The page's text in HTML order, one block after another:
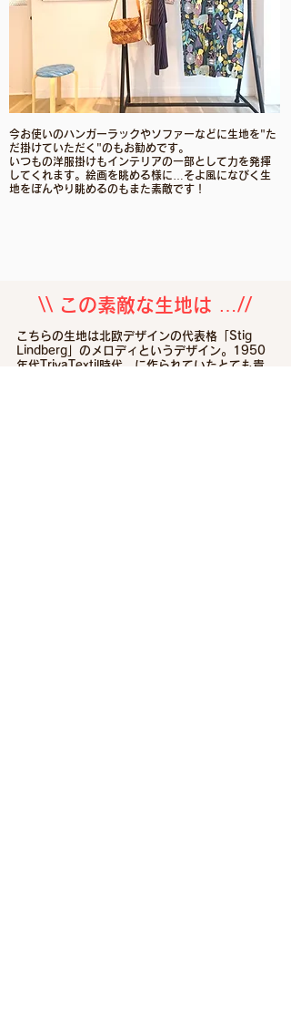
​​​今お使いのハンガーラックやソファーなどに生地を"た
だ掛けていただく"のもお勧めです。
いつもの洋服掛けもインテリアの一部として力を発揮
してくれます。 絵画を眺める様に… そよ風になびく生
地をぼんやり眺めるのもまた素敵です！
​\\ この素敵な生地は …//
​こちらの生地は北欧デザインの代表格「Stig
Lindberg」のメロディというデザイン。1950
年代TrivaTextil時代 に作られていたとても貴